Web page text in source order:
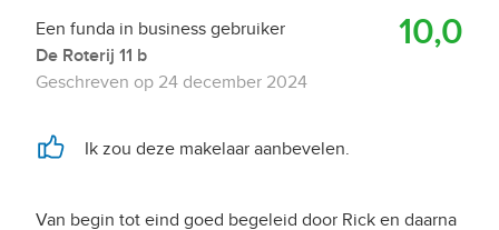
Een funda in business gebruiker
De Roterij 11 b
Geschreven op 24 december 2024
10,0
Ik zou deze makelaar aanbevelen.
Van begin tot eind goed begeleid door Rick en daarna